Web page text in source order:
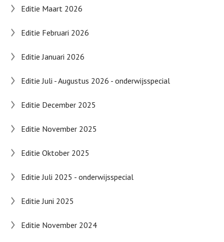
Editie Maart 2026
Editie Februari 2026
Editie Januari 2026
Editie Juli - Augustus 2026 - onderwijsspecial
Editie December 2025
Editie November 2025
Editie Oktober 2025
Editie Juli 2025 - onderwijsspecial
Editie Juni 2025
Editie November 2024